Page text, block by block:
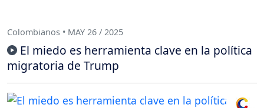
Colombianos • MAY 26 / 2025
El miedo es herramienta clave en la política
migratoria de Trump